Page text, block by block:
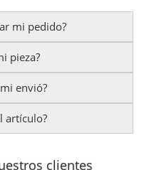
mi pedido?
plazo estimado de
tu pedido antes de
de entrega es de
el destino y la
pieza?
de producto:
productos nuevos
finales.
a continuación).
envió?
con la factura
del pedido para
artículo?
clientes